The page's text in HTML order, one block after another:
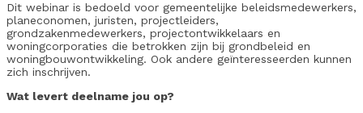
Dit webinar is bedoeld voor gemeentelijke beleidsmedewerkers,
planeconomen, juristen, projectleiders,
grondzakenmedewerkers, projectontwikkelaars en
woningcorporaties die betrokken zijn bij grondbeleid en
woningbouwontwikkeling. Ook andere geïnteresseerden kunnen
zich inschrijven.
Wat levert deelname jou op?